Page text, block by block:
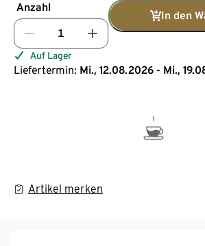
Anzahl
In den
Auf Lager
Liefertermin: Mi., 12.08.2026 - Mi.,
Artikel merken